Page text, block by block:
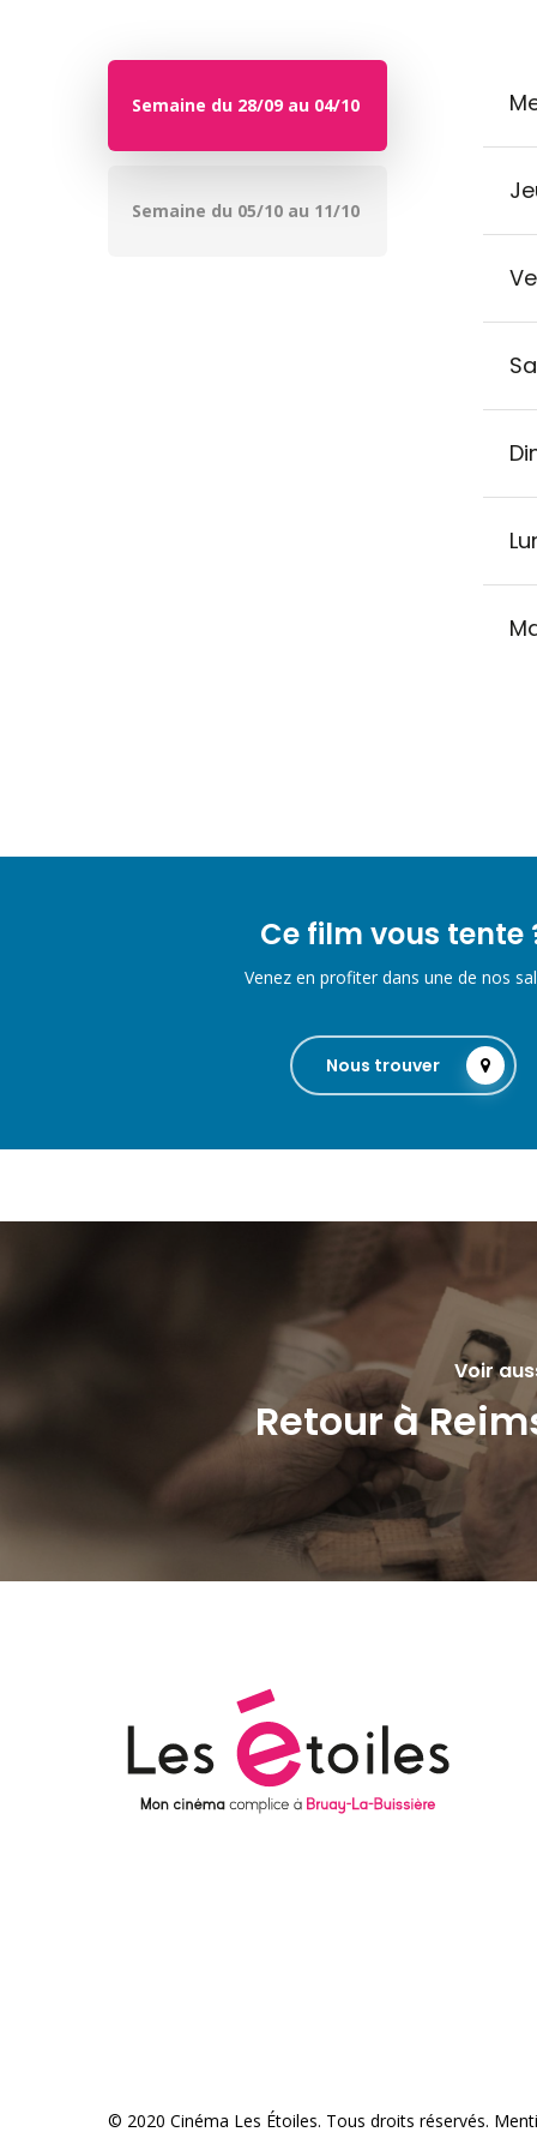
Semaine du 28/09 au 04/10
Semaine du 05/10 au 11/10
Ce film vous tente
Venez en profiter dans une de nos
Nous trouver
Voir
Retour à
© 2020 Cinéma Les Étoiles. Tous droits réservés.